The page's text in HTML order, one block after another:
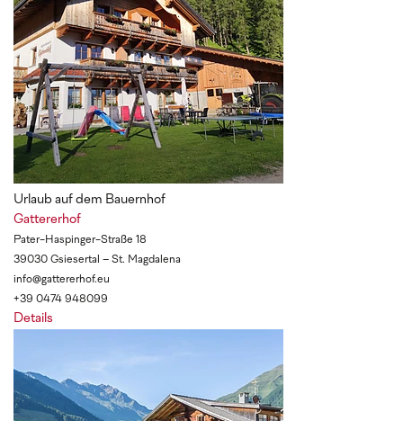
Urlaub auf dem Bauernhof
Gattererhof
Pater-Haspinger-Straße 18
39030 Gsiesertal – St. Magdalena
info@gattererhof.eu
+39 0474 948099
Details